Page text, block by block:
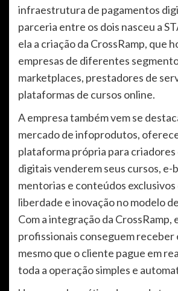
infraestrutura de pagamentos
parceria entre os dois nasceu a
ela a criação da CrossRamp, que
empresas de diferentes
marketplaces, prestadores de
plataformas de cursos online.
A empresa também vem se
mercado de infoprodutos,
plataforma própria para
digitais venderem seus cursos, e-
mentorias e conteúdos exclusivos
liberdade e inovação no modelo
Com a integração da CrossRamp,
profissionais conseguem
mesmo que o cliente pague em
toda a operação simples e